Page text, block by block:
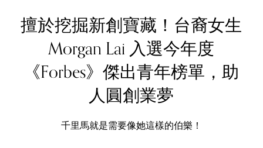
擅於挖掘新創寶藏！台裔女生
Morgan Lai 入選今年度
《Forbes》傑出青年榜單，助
人圓創業夢
千里馬就是需要像她這樣的伯樂！